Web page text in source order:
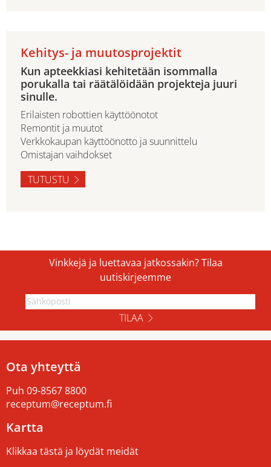
Kehitys- ja muutosprojektit
Kun apteekkiasi kehitetään isommalla
porukalla tai räätälöidään projekteja juuri
sinulle.
Erilaisten robottien käyttöönotot
Remontit ja muutot
Verkkokaupan käyttöönotto ja suunnittelu
Omistajan vaihdokset
TUTUSTU
Vinkkejä ja luettavaa jatkossakin? Tilaa
uutiskirjeemme
TILAA
Ota yhteyttä
Puh 09-8567 8800
receptum@receptum.fi
Kartta
Klikkaa tästä ja löydät meidät